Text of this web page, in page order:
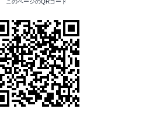
このページのQRコード